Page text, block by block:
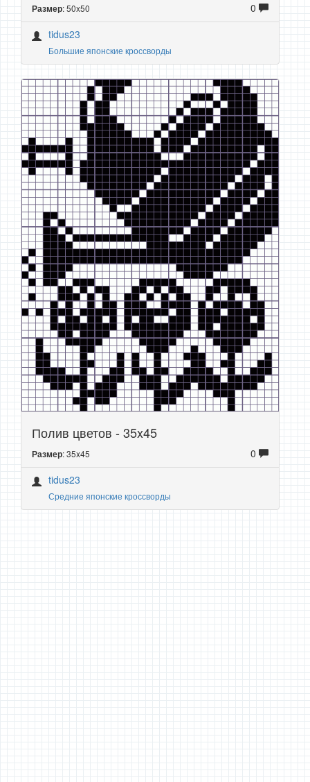
Размер: 50x50
0
tidus23
Большие японские кроссворды
Полив цветов - 35x45
Размер: 35x45
0
tidus23
Средние японские кроссворды